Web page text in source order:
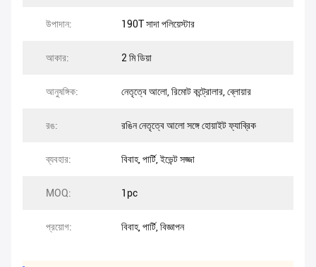
উপাদান: 190T সাদা পলিয়েস্টার
আকার: 2 মি ডিয়া
আনুষঙ্গিক: নেতৃত্বে আলো, রিমোট কন্ট্রোলার, ব্লোয়ার
রঙ: রঙিন নেতৃত্বে আলো সঙ্গে হোয়াইট ফ্যাব্রিক
ব্যবহার: বিবাহ, পার্টি, ইভেন্ট সজ্জা
MOQ: 1pc
প্রয়োগ: বিবাহ, পার্টি, বিজ্ঞাপন